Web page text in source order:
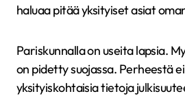
haluaa pitää yksityiset asiat
Pariskunnalla on useita lapsia.
on pidetty suojassa. Perheestä
yksityiskohtaisia tietoja